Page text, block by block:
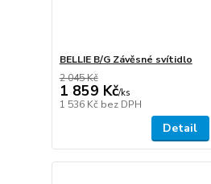
BELLIE B/G Závěsné svítidlo
2 045 Kč
1 859 Kč/ks
1 536 Kč bez DPH
Detail